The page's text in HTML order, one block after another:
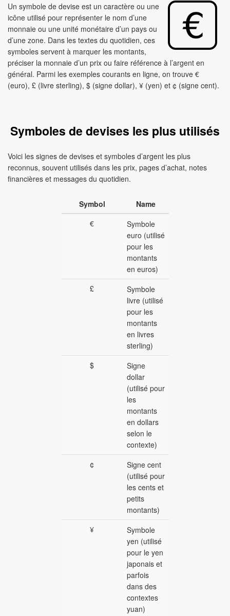
Un symbole de devise est un caractère ou une
icône utilisé pour représenter le nom d’une
monnaie ou une unité monétaire d’un pays ou
d’une zone. Dans les textes du quotidien, ces
symboles servent à marquer les montants,
préciser la monnaie d’un prix ou faire référence à l’argent en
général. Parmi les exemples courants en ligne, on trouve €
(euro), £ (livre sterling), $ (signe dollar), ¥ (yen) et ¢ (signe cent).
Symboles de devises les plus utilisés
Voici les signes de devises et symboles d’argent les plus
reconnus, souvent utilisés dans les prix, pages d’achat, notes
financières et messages du quotidien.
Symbol
Name
€
Symbole
euro (utilisé
pour les
montants
en euros)
£
Symbole
livre (utilisé
pour les
montants
en livres
sterling)
$
Signe
dollar
(utilisé pour
les
montants
en dollars
selon le
contexte)
¢
Signe cent
(utilisé pour
les cents et
petits
montants)
¥
Symbole
yen (utilisé
pour le yen
japonais et
parfois
dans des
contextes
yuan)